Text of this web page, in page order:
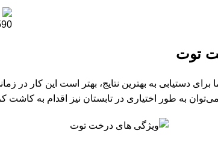
توت
دستیابی به بهترین نتایج، بهتر است این کار در
به‌ طور اختیاری در تابستان نیز اقدام به کاشت